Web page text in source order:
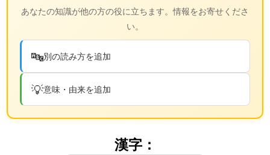
あなたの知識が他の方の役に立ちます。情報をお寄せくださ
い。
🔤別の読み方を追加
💡意味・由来を追加
漢字：